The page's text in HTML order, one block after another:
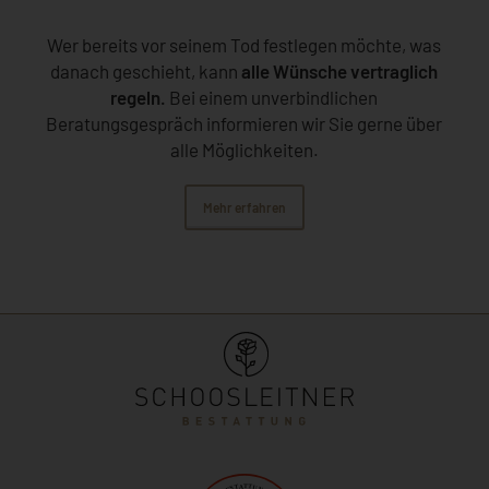
Wer bereits vor seinem Tod festlegen möchte, was
danach geschieht, kann alle Wünsche vertraglich
regeln. Bei einem unverbindlichen
Beratungsgespräch informieren wir Sie gerne über
alle Möglichkeiten.
Mehr erfahren